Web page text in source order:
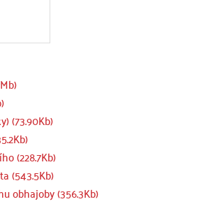
(73.90Kb)
(228.7Kb)
(543.5Kb)
obhajoby (356.3Kb)